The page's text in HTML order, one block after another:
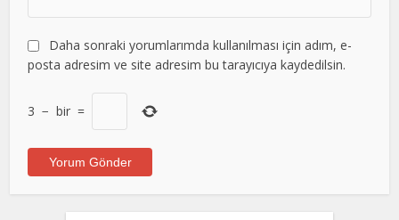
Daha sonraki yorumlarımda kullanılması için adım, e-
posta adresim ve site adresim bu tarayıcıya kaydedilsin.
3 − bir =